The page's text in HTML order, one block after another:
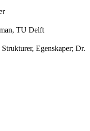
TU Delft
Egenskaper; Dr.